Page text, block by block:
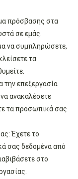
πρόσβασης στα
σε εμάς.
να συμπληρώσετε,
τα
την επεξεργασία
ανακαλέσετε
τα προσωπικά σας
Έχετε το
σας δεδομένα από
στο